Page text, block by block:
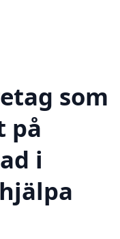
som
på
i